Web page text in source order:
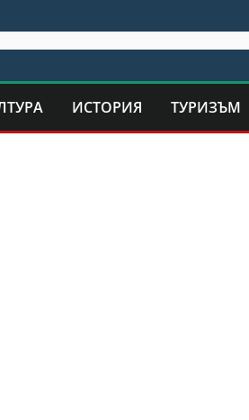
ИСТОРИЯ ТУРИЗЪМ